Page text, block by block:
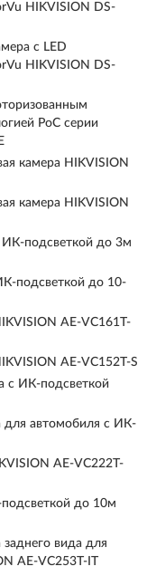
HIKVISION DS-
с LED
HIKVISION DS-
PoC серии
камера HIKVISION
камера HIKVISION
подсветкой до 3м
подсветкой до 10-
AE-VC161T-
AE-VC152T-S
с ИК-подсветкой
для автомобиля с ИК-
AE-VC222T-
до 10м
вида для
AE-VC253T-IT